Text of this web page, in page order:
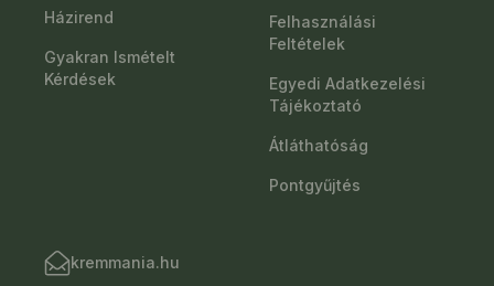
Házirend
Gyakran Ismételt
Kérdések
Felhasználási
Feltételek
Egyedi Adatkezelési
Tájékoztató
Átláthatóság
Pontgyűjtés
kremmania.hu